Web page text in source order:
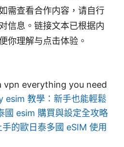
需查看合作内容，请自行
信息。链接文本已根据内
你理解与点击体验。
vpn everything you need
esim 教學：新手也能輕鬆
國 esim 購買與設定全攻略
的歐日泰多國 eSIM 使用